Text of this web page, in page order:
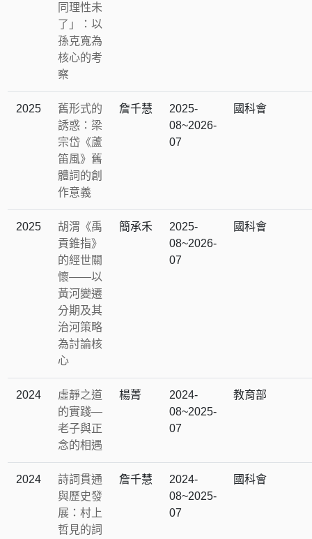
同理性未
了」：以
孫克寬為
核心的考
察
2025
舊形式的
誘惑：梁
宗岱《蘆
笛風》舊
體詞的創
作意義
詹千慧
2025-
08~2026-
07
國科會
2025
胡渭《禹
貢錐指》
的經世關
懷——以
黃河變遷
分期及其
治河策略
為討論核
心
簡承禾
2025-
08~2026-
07
國科會
2024
虛靜之道
的實踐―
老子與正
念的相遇
楊菁
2024-
08~2025-
07
教育部
2024
詩詞貫通
與歷史發
展：村上
哲見的詞
詹千慧
2024-
08~2025-
07
國科會